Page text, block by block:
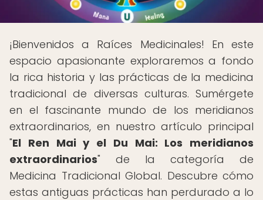
¡Bienvenidos a Raíces Medicinales! En este
espacio apasionante exploraremos a fondo
la rica historia y las prácticas de la medicina
tradicional de diversas culturas. Sumérgete
en el fascinante mundo de los meridianos
extraordinarios, en nuestro artículo principal
"El Ren Mai y el Du Mai: Los meridianos
extraordinarios" de la categoría de
Medicina Tradicional Global. Descubre cómo
estas antiguas prácticas han perdurado a lo